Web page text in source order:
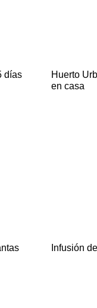
días
Huerto
en casa
Infusión